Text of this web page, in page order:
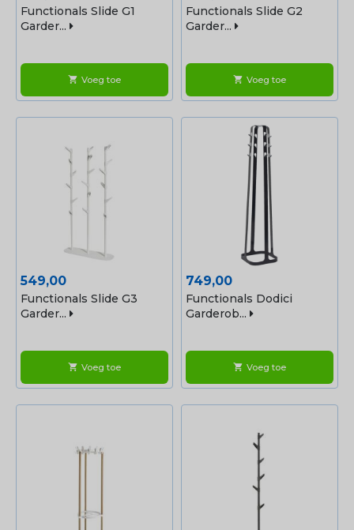
Functionals Slide G1
Garder...
shopping_cart Voeg toe
Functionals Slide G2
Garder...
shopping_cart Voeg toe
Prijs
549,00
Functionals Slide G3
Garder...
shopping_cart Voeg toe
Prijs
749,00
Functionals Dodici
Garderob...
shopping_cart Voeg toe